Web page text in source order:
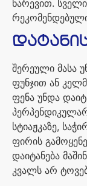
ნარევით. სველი
შერეული მასა
ფუნჯით ან
ფენა უნდა
სტიაჟკაზე,
ფირის
დაიტანება მაშინ
კვალს არ